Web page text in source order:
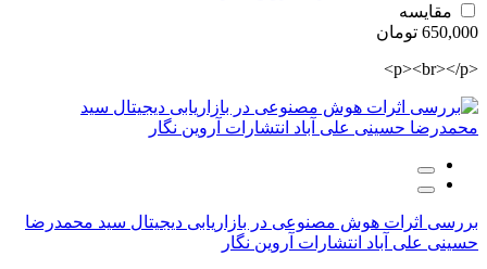
مقایسه
650,000 تومان
<p><br></p>
بررسی اثرات هوش مصنوعی در بازاریابی دیجیتال سید محمدرضا
حسینی علی آباد انتشارات آروین نگار